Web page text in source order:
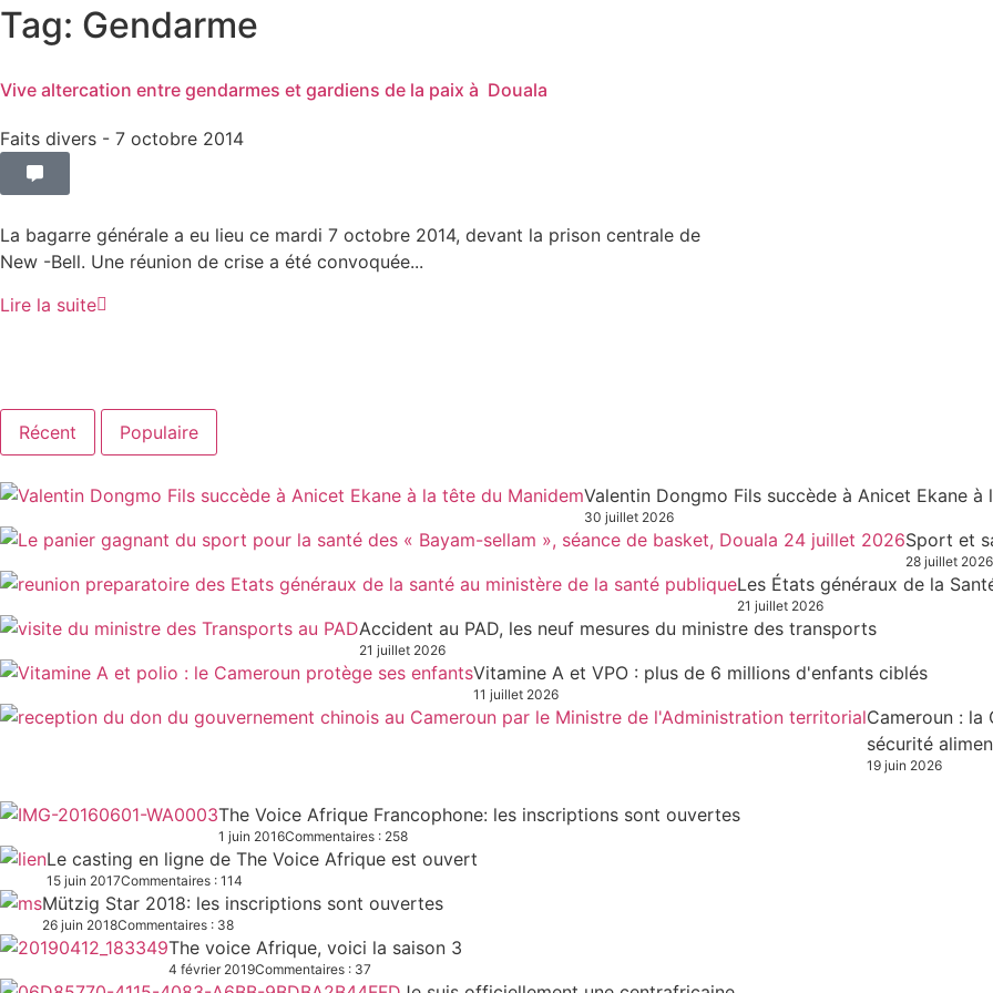
Tag: Gendarme
Vive altercation entre gendarmes et gardiens de la paix à Douala
Faits divers - 7 octobre 2014
La bagarre générale a eu lieu ce mardi 7 octobre 2014, devant la prison centrale de
New -Bell. Une réunion de crise a été convoquée...
Lire la suite
Récent Populaire
Valentin Dongmo Fils succède à Anicet Ekane à
30 juillet 2026
Sport et
28 juillet 2026
Les États généraux de la
21 juillet 2026
Accident au PAD, les neuf mesures du ministre des transports
21 juillet 2026
Vitamine A et VPO : plus de 6 millions d'enfants ciblés
11 juillet 2026
Cameroun :
sécurité
19 juin 2026
The Voice Afrique Francophone: les inscriptions sont ouvertes
1 juin 2016Commentaires : 258
Le casting en ligne de The Voice Afrique est ouvert
15 juin 2017Commentaires : 114
Mützig Star 2018: les inscriptions sont ouvertes
26 juin 2018Commentaires : 38
The voice Afrique, voici la saison 3
4 février 2019Commentaires : 37